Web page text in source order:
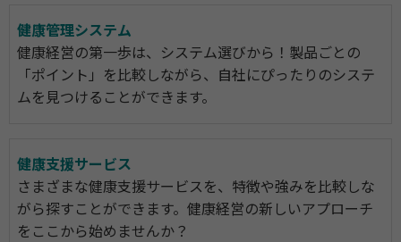
健康管理システム
健康経営の第一歩は、システム選びから！製品ごとの
「ポイント」を比較しながら、自社にぴったりのシステ
ムを見つけることができます。
健康支援サービス
さまざまな健康支援サービスを、特徴や強みを比較しな
がら探すことができます。健康経営の新しいアプローチ
をここから始めませんか？